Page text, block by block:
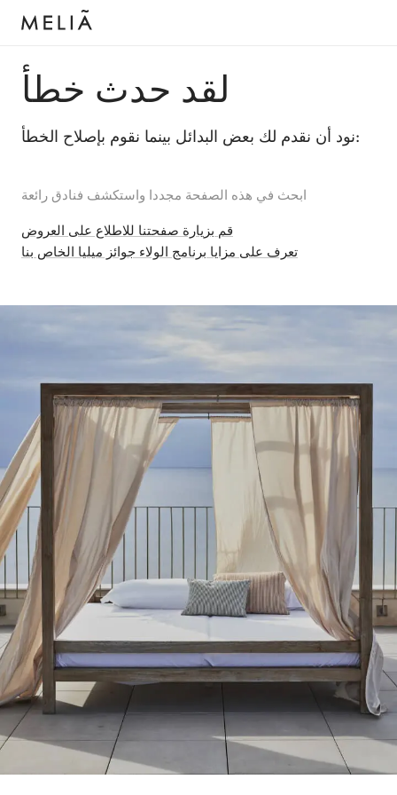
لقد حدث خطأ
نود أن نقدم لك بعض البدائل بينما نقوم بإصلاح الخطأ:
ابحث في هذه الصفحة مجددا واستكشف فنادق رائعة
قم بزيارة صفحتنا للاطلاع على العروض
تعرف على مزايا برنامج الولاء جوائز ميليا الخاص بنا